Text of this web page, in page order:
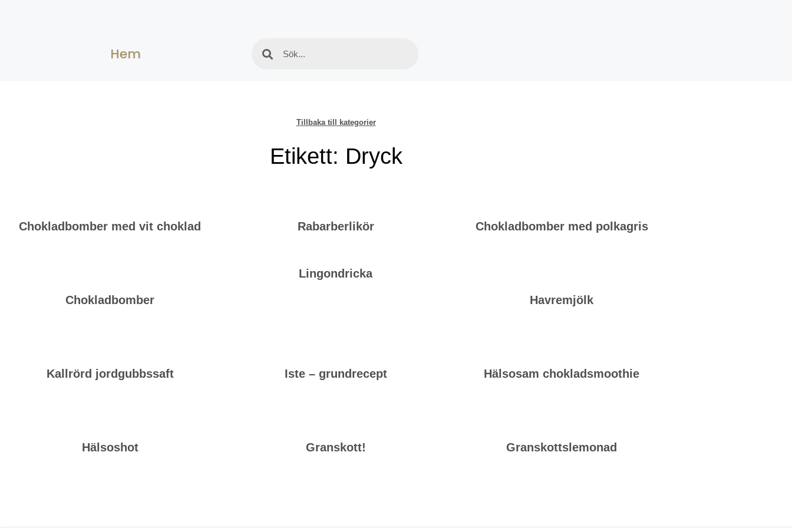
Hem
Tillbaka till kategorier
Etikett: Dryck
Chokladbomber med vit choklad Rabarberlikör Chokladbomber med polkagris
Chokladbomber
Lingondricka
Havremjölk
Kallrörd jordgubbssaft Iste – grundrecept Hälsosam chokladsmoothie
Hälsoshot Granskott! Granskottslemonad